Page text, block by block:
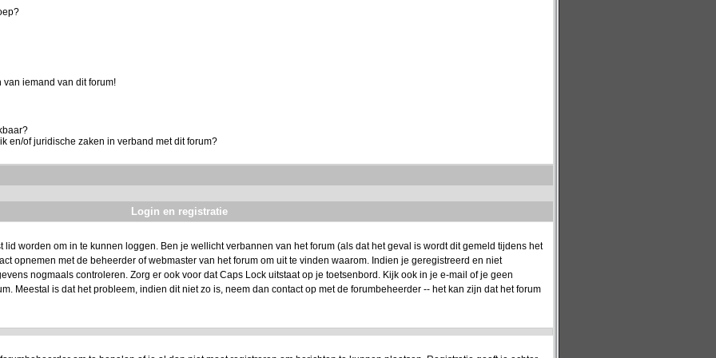
iemand van dit forum!
en/of juridische zaken in verband met dit forum?
Login en registratie
worden om in te kunnen loggen. Ben je wellicht verbannen van het forum (als dat het geval is wordt dit gemeld tijdens het
opnemen met de beheerder of webmaster van het forum om uit te vinden waarom. Indien je geregistreerd en niet
nogmaals controleren. Zorg er ook voor dat Caps Lock uitstaat op je toetsenbord. Kijk ook in je e-mail of je geen
Meestal is dat het probleem, indien dit niet zo is, neem dan contact op met de forumbeheerder -- het kan zijn dat het forum